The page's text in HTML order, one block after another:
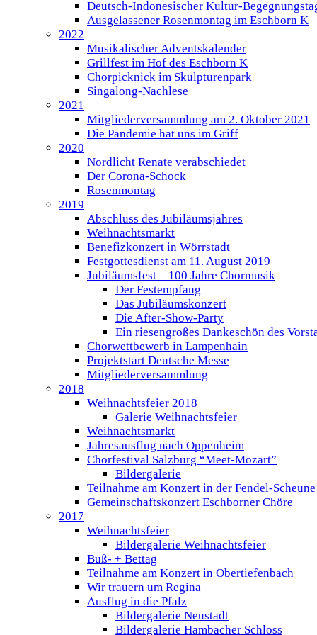
Deutsch-Indonesischer Kultur-
Ausgelassener Rosenmontag im Eschborn K
2022
Musikalischer Adventskalender
Grillfest im Hof des Eschborn K
Chorpicknick im Skulpturenpark
Singalong-Nachlese
2021
Mitgliederversammlung am 2. Oktober 2021
Die Pandemie hat uns im Griff
2020
Nordlicht Renate verabschiedet
Der Corona-Schock
Rosenmontag
2019
Abschluss des Jubiläumsjahres
Weihnachtsmarkt
Benefizkonzert in Wörrstadt
Festgottesdienst am 11. August 2019
Jubiläumsfest – 100 Jahre Chormusik
Der Festempfang
Das Jubiläumskonzert
Die After-Show-Party
Ein riesengroßes Dankeschön des
Chorwettbewerb in Lampenhain
Projektstart Deutsche Messe
Mitgliederversammlung
2018
Weihnachtsfeier 2018
Galerie Weihnachtsfeier
Weihnachtsmarkt
Jahresausflug nach Oppenheim
Chorfestival Salzburg “Meet-Mozart”
Bildergalerie
Teilnahme am Konzert in der Fendel-Scheune
Gemeinschaftskonzert Eschborner Chöre
2017
Weihnachtsfeier
Bildergalerie Weihnachtsfeier
Buß- + Bettag
Teilnahme am Konzert in Obertiefenbach
Wir trauern um Regina
Ausflug in die Pfalz
Bildergalerie Neustadt
Bildergalerie Hambacher Schloss